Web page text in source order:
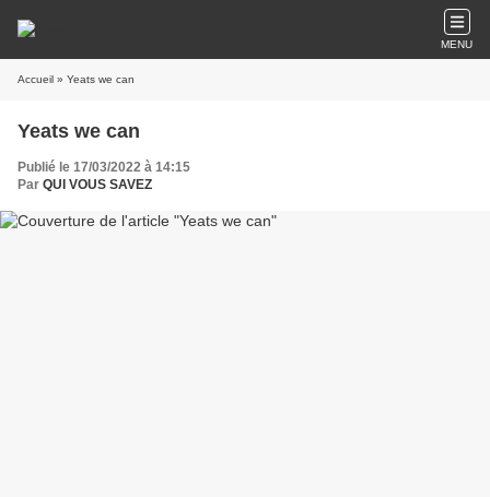
MENU
Accueil » Yeats we can
Yeats we can
Publié le 17/03/2022 à 14:15
Par QUI VOUS SAVEZ